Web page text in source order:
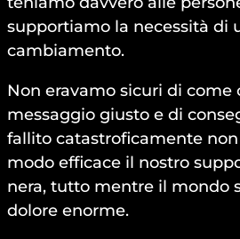
supportiamo la necessità di
cambiamento.
Non eravamo sicuri di come
messaggio giusto e di
fallito catastroficamente
modo efficace il nostro
nera, tutto mentre il mondo
dolore enorme.